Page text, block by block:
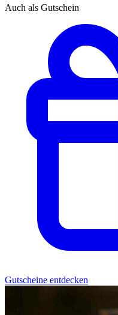
Auch als Gutschein
Gutscheine entdecken